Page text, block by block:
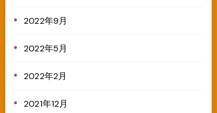
2022年9月
2022年5月
2022年2月
2021年12月